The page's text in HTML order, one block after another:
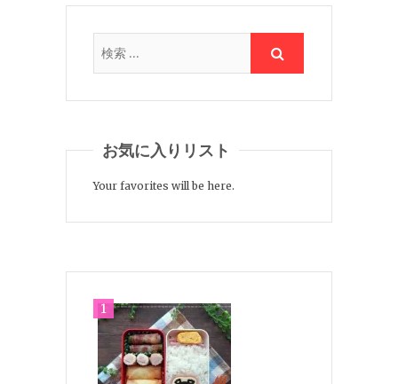
お気に入りリスト
Your favorites will be here.